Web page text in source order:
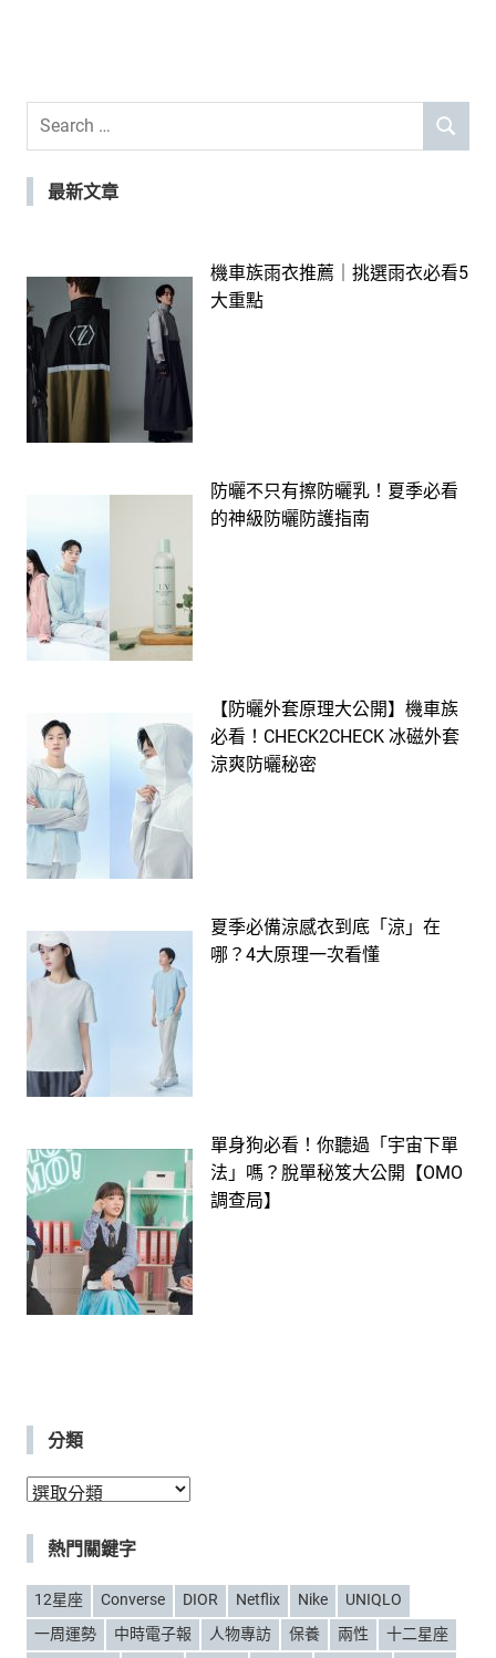
Search
SEARCH
最新文章
機車族雨衣推薦｜挑選雨衣必看5
大重點
防曬不只有擦防曬乳！夏季必看
的神級防曬防護指南
【防曬外套原理大公開】機車族
必看！CHECK2CHECK 冰磁外套
涼爽防曬秘密
夏季必備涼感衣到底「涼」在
哪？4大原理一次看懂
單身狗必看！你聽過「宇宙下單
法」嗎？脫單秘笈大公開【OMO
調查局】
分類
分
熱門關鍵字
12星座 Converse DIOR Netflix Nike
UNIQLO
一周運勢
中時電子報 人物專訪 保養 兩性
十二星座